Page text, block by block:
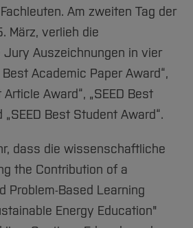
Am zweiten Tag der
März, verlieh die
Auszeichnungen in vier
Best Academic Paper Award“,
Article Award“, „SEED Best
Best Student Award“.
dass die wissenschaftliche
the Contribution of a
Problem-Based Learning
Energy Education"